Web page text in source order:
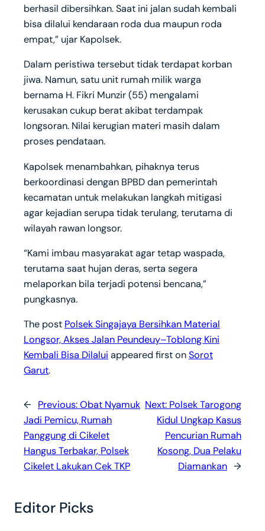
berhasil dibersihkan. Saat ini jalan sudah kembali
bisa dilalui kendaraan roda dua maupun roda
empat,” ujar Kapolsek.
Dalam peristiwa tersebut tidak terdapat korban
jiwa. Namun, satu unit rumah milik warga
bernama H. Fikri Munzir (55) mengalami
kerusakan cukup berat akibat terdampak
longsoran. Nilai kerugian materi masih dalam
proses pendataan.
Kapolsek menambahkan, pihaknya terus
berkoordinasi dengan BPBD dan pemerintah
kecamatan untuk melakukan langkah mitigasi
agar kejadian serupa tidak terulang, terutama di
wilayah rawan longsor.
“Kami imbau masyarakat agar tetap waspada,
terutama saat hujan deras, serta segera
melaporkan bila terjadi potensi bencana,”
pungkasnya.
The post Polsek Singajaya Bersihkan Material
Longsor, Akses Jalan Peundeuy–Toblong Kini
Kembali Bisa Dilalui appeared first onSorot
Garut.
← Previous:Obat Nyamuk
Jadi Pemicu, Rumah
Panggung di Cikelet
Hangus Terbakar, Polsek
Cikelet Lakukan Cek TKP
Next: Polsek Tarogong
Kidul Ungkap Kasus
Pencurian Rumah
Kosong, Dua Pelaku
Diamankan →
Editor Picks